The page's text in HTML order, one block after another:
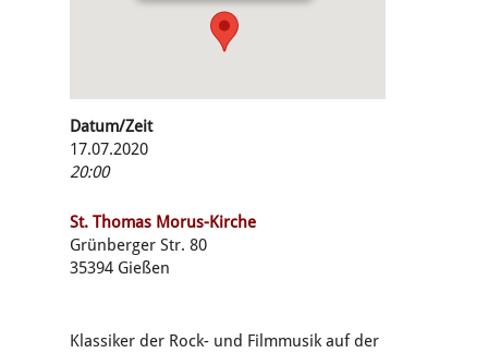
Datum/Zeit
17.07.2020
20:00
St. Thomas Morus-Kirche
Grünberger Str. 80
35394 Gießen
Klassiker der Rock- und Filmmusik auf der